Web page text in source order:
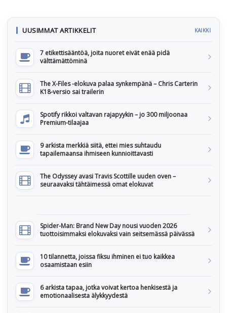
UUSIMMAT ARTIKKELIT KAIKKI
7 etikettisääntöä, joita nuoret eivät enää pidä
välttämättöminä
The X-Files -elokuva palaa synkempänä – Chris Carterin
K18-versio sai trailerin
Spotify rikkoi valtavan rajapyykin – jo 300 miljoonaa
Premium-tilaajaa
9 arkista merkkiä siitä, ettei mies suhtaudu
tapailemaansa ihmiseen kunnioittavasti
The Odyssey avasi Travis Scottille uuden oven –
seuraavaksi tähtäimessä omat elokuvat
Spider-Man: Brand New Day nousi vuoden 2026
tuottoisimmaksi elokuvaksi vain seitsemässä päivässä
10 tilannetta, joissa fiksu ihminen ei tuo kaikkea
osaamistaan esiin
6 arkista tapaa, jotka voivat kertoa henkisestä ja
emotionaalisesta älykkyydestä